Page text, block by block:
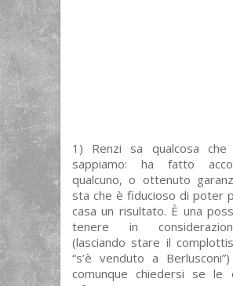
1) Renzi sa qualcosa
sappiamo: ha fatto
qualcuno, o ottenuto
sta che è fiducioso di poter
casa un risultato. È una
tenere in
(lasciando stare il
“s’è venduto a
comunque chiedersi se le